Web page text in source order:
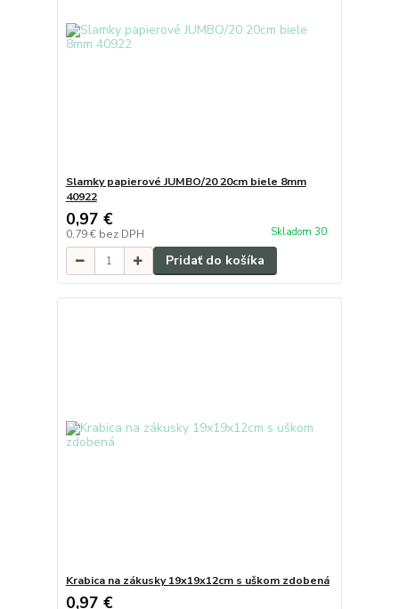
Slamky papierové JUMBO/20 20cm biele 8mm
40922
0,97 €
0,79 € bez DPH Skladom 30
Pridať do košíka
Krabica na zákusky 19x19x12cm s uškom zdobená
0,97 €